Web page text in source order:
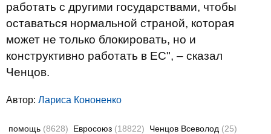
работать с другими государствами, чтобы
оставаться нормальной страной, которая
может не только блокировать, но и
конструктивно работать в ЕС", – сказал
Ченцов.
Автор: Лариса Кононенко
помощь (8628) Евросоюз (18822) Ченцов Всеволод (25)